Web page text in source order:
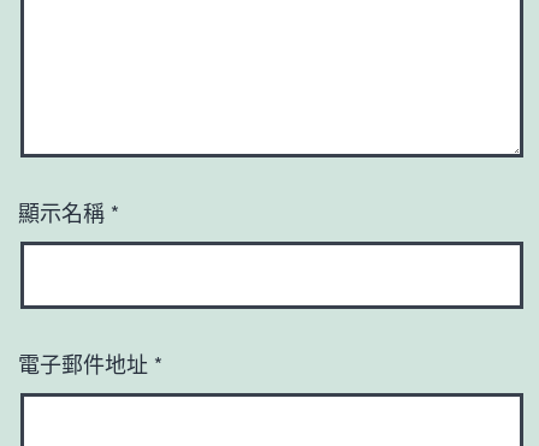
顯示名稱 *
電子郵件地址 *